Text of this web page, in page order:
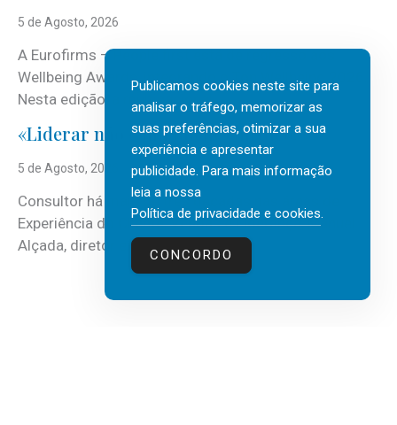
5 de Agosto, 2026
A Eurofirms – People first está de regresso aos
Wellbeing Awards, integrando o Top Wellbeing 2026.
Nesta edição, a multinacional...
«Liderar não é um talento místico.»
5 de Agosto, 2026
Consultor há mais de três décadas nas áreas de
Experiência do Cliente, Vendas e Liderança, Manuel
Alçada, diretor executivo da...
Publicamos cookies neste site para
analisar o tráfego, memorizar as
suas preferências, otimizar a sua
experiência e apresentar
publicidade. Para mais informação
leia a nossa
Política de privacidade e cookies.
CONCORDO